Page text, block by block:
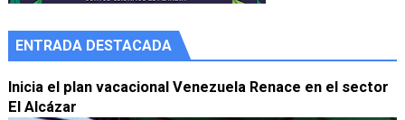
ENTRADA DESTACADA
Inicia el plan vacacional Venezuela Renace en el sector
El Alcázar